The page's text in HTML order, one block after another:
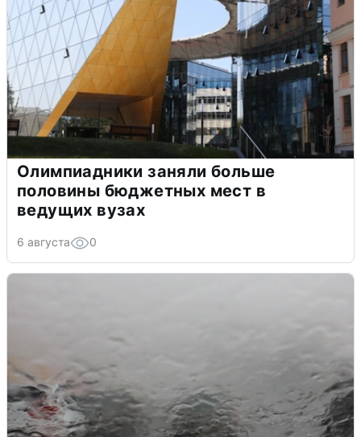
Олимпиадники заняли больше
половины бюджетных мест в
ведущих вузах
6 августа 0